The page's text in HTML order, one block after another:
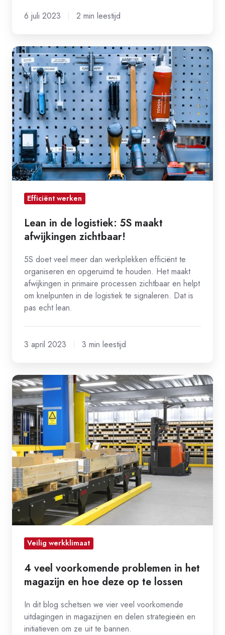
6 juli 2023 2 min leestijd
Lean
in
de
logistiek:
5S
maakt
afwijkingen
zichtbaar!
Efficiënt werken
Lean in de logistiek: 5S maakt
afwijkingen zichtbaar!
5S doet veel meer dan werkplekken efficiënt te
organiseren en opgeruimd te houden. Het maakt
afwijkingen in primaire processen zichtbaar en helpt
om knelpunten in de logistiek te signaleren. Dat is
pas echt lean.
3 april 2023 3 min leestijd
4
veel
voorkomende
problemen
in
het
magazijn
en
hoe
deze
op
lossen
Veilig werkklimaat
4 veel voorkomende problemen in het
magazijn en hoe deze op te lossen
In dit blog schetsen we vier veel voorkomende
uitdagingen in magazijnen en delen strategieën en
initiatieven om ze uit te bannen.